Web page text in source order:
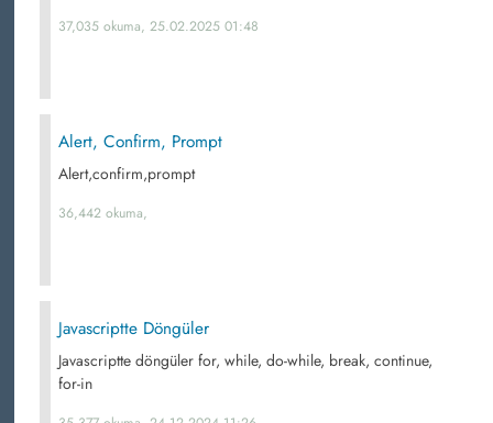
37,035 okuma, 25.02.2025 01:48
Alert, Confirm, Prompt
Alert,confirm,prompt
36,442 okuma,
Javascriptte Döngüler
Javascriptte döngüler for, while, do-while, break, continue,
for-in